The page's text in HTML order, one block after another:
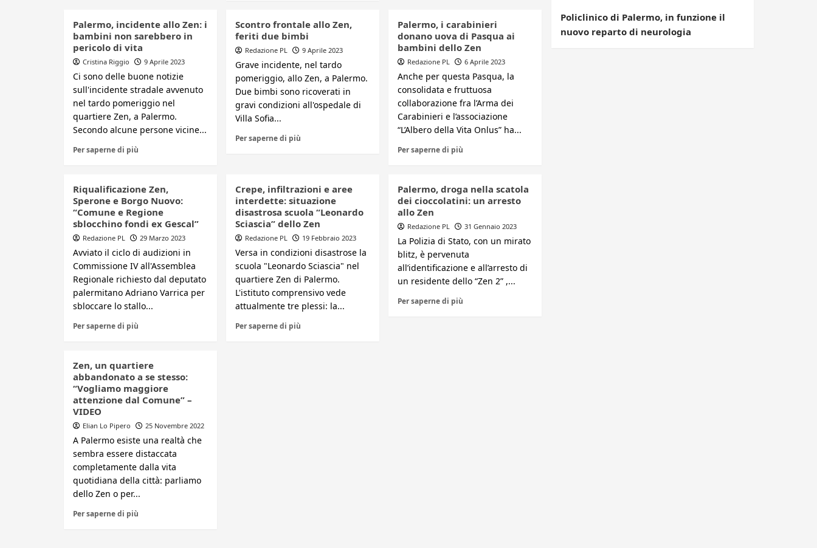
Palermo, incidente allo Zen: i
bambini non sarebbero in
pericolo di vita
Cristina Riggio 9 Aprile 2023
Ci sono delle buone notizie
sull'incidente stradale avvenuto
nel tardo pomeriggio nel
quartiere Zen, a Palermo.
Secondo alcune persone vicine...
Per saperne di più
Scontro frontale allo Zen,
feriti due bimbi
Redazione PL 9 Aprile 2023
Grave incidente, nel tardo
pomeriggio, allo Zen, a Palermo.
Due bimbi sono ricoverati in
gravi condizioni all'ospedale di
Villa Sofia...
Per saperne di più
Palermo, i carabinieri
donano uova di Pasqua ai
bambini dello Zen
Redazione PL 6 Aprile 2023
Anche per questa Pasqua, la
consolidata e fruttuosa
collaborazione fra l’Arma dei
Carabinieri e l’associazione
“L’Albero della Vita Onlus” ha...
Per saperne di più
Riqualificazione Zen,
Sperone e Borgo Nuovo:
“Comune e Regione
sblocchino fondi ex Gescal”
Redazione PL 29 Marzo 2023
Avviato il ciclo di audizioni in
Commissione IV all'Assemblea
Regionale richiesto dal deputato
palermitano Adriano Varrica per
sbloccare lo stallo...
Per saperne di più
Crepe, infiltrazioni e aree
interdette: situazione
disastrosa scuola “Leonardo
Sciascia” dello Zen
Redazione PL 19 Febbraio 2023
Versa in condizioni disastrose la
scuola "Leonardo Sciascia" nel
quartiere Zen di Palermo.
L'istituto comprensivo vede
attualmente tre plessi: la...
Per saperne di più
Palermo, droga nella scatola
dei cioccolatini: un arresto
allo Zen
Redazione PL 31 Gennaio 2023
La Polizia di Stato, con un mirato
blitz, è pervenuta
all’identificazione e all’arresto di
un residente dello “Zen 2” ,...
Per saperne di più
Zen, un quartiere
abbandonato a se stesso:
“Vogliamo maggiore
attenzione dal Comune” –
VIDEO
Elian Lo Pipero 25 Novembre 2022
A Palermo esiste una realtà che
sembra essere distaccata
completamente dalla vita
quotidiana della città: parliamo
dello Zen o per...
Per saperne di più
Policlinico di Palermo, in funzione il
nuovo reparto di neurologia